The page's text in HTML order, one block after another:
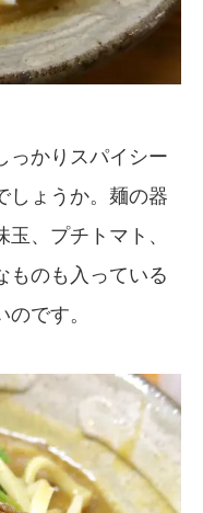
っかりスパイシー
しょうか。麺の器
、プチトマト、
ものも入っている
です。